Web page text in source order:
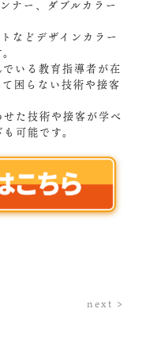
ナー、ダブルカラー
などデザインカラー
いる教育指導者が在
困らない技術や接客
た技術や接客が学べ
可能です。
next >